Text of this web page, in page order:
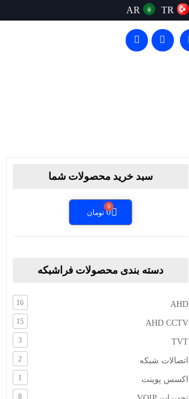
TR
AR
سبد خرید محصولات شما
0 تومان
دسته بندی محصولات فراشبکه
AHD
16
AHD CCTV
15
TVT
3
اتصالات شبکه 2
اکسس پوینت 1
8